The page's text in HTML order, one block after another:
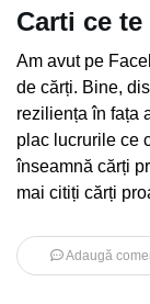
Carti ce
Am avut pe
de cărți. Bine,
reziliența în fața
plac lucrurile ce
înseamnă cărți
mai citiți cărți
Adaugă